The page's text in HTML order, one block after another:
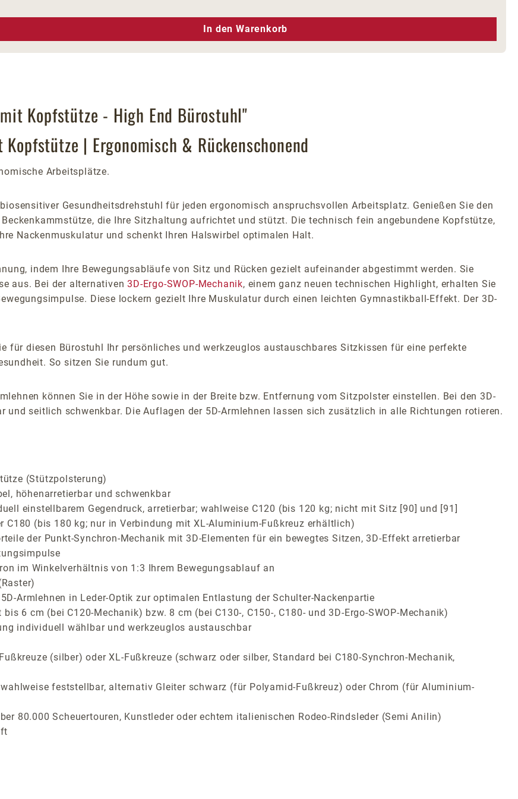
ein oder benutze die Schaltflächen um die Anzahl zu erhöhen oder zu
In den Warenkorb
Kopfstütze - High End Bürostuhl"
| Ergonomisch & Rückenschonend
Arbeitsplätze.
Gesundheitsdrehstuhl für jeden ergonomisch anspruchsvollen Arbeitsplatz. Genießen Sie den
die Ihre Sitzhaltung aufrichtet und stützt. Die technisch fein angebundene Kopfstütze,
Nackenmuskulatur und schenkt Ihren Halswirbel optimalen Halt.
indem Ihre Bewegungsabläufe von Sitz und Rücken gezielt aufeinander abgestimmt werden. Sie
aus. Bei der alternativen3D-Ergo-SWOP-Mechanik, einem ganz neuen technischen Highlight, erhalten Sie
Diese lockern gezielt Ihre Muskulatur durch einen leichten Gymnastikball-Effekt. Der 3D-
für diesen Bürostuhl Ihr persönliches und werkzeuglos austauschbares Sitzkissen für eine perfekte
So sitzen Sie rundum gut.
können Sie in der Höhe sowie in der Breite bzw. Entfernung vom Sitzpolster einstellen. Bei den 3D-
seitlich schwenkbar. Die Auflagen der 5D-Armlehnen lassen sich zusätzlich in alle Richtungen rotieren.
(Stützpolsterung)
höhenarretierbar und schwenkbar
einstellbarem Gegendruck, arretierbar; wahlweise C120 (bis 120 kg; nicht mit Sitz [90] und [91]
(bis 180 kg; nur in Verbindung mit XL-Aluminium-Fußkreuz erhältlich)
der Punkt-Synchron-Mechanik mit 3D-Elementen für ein bewegtes Sitzen, 3D-Effekt arretierbar
im Winkelverhältnis von 1:3 Ihrem Bewegungsablauf an
Armlehnen in Leder-Optik zur optimalen Entlastung der Schulter-Nackenpartie
6 cm (bei C120-Mechanik) bzw. 8 cm (bei C130-, C150-, C180- und 3D-Ergo-SWOP-Mechanik)
individuell wählbar und werkzeuglos austauschbar
(silber) oder XL-Fußkreuze (schwarz oder silber, Standard bei C180-Synchron-Mechanik,
feststellbar, alternativ Gleiter schwarz (für Polyamid-Fußkreuz) oder Chrom (für Aluminium-
80.000 Scheuertouren, Kunstleder oder echtem italienischen Rodeo-Rindsleder (Semi Anilin)